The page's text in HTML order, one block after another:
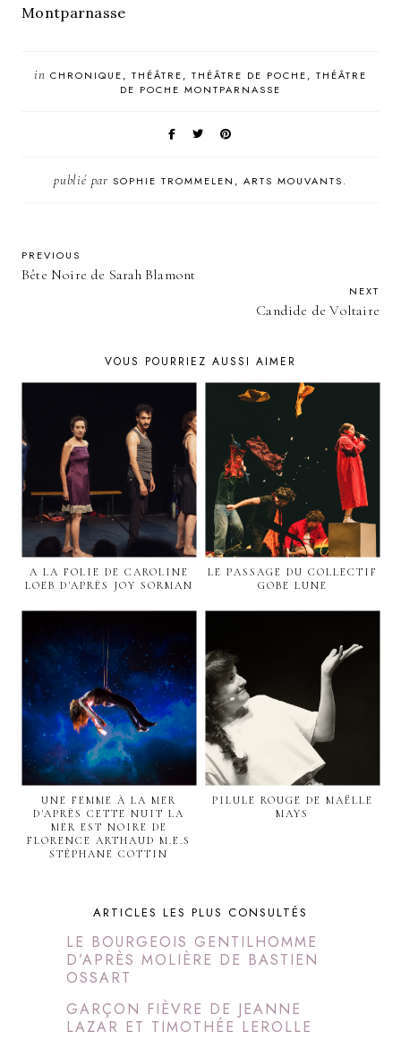
Montparnasse
in CHRONIQUE THÉÂTRE THÉÂTRE DE POCHE
THÉÂTRE
DE POCHE MONTPARNASSE
publié par SOPHIE TROMMELEN, ARTS MOUVANTS.
PREVIOUS
Bête Noire de Sarah Blamont
NEXT
Candide de Voltaire
VOUS POURRIEZ AUSSI AIMER
A LA FOLIE DE CAROLINE
LOEB D'APRÈS JOY SORMAN
LE PASSAGE DU COLLECTIF
GOBE LUNE
UNE FEMME À LA MER
D'APRÈS CETTE NUIT LA
MER EST NOIRE DE
FLORENCE ARTHAUD M.E.S
STÉPHANE COTTIN
PILULE ROUGE DE MAËLLE
MAYS
ARTICLES LES PLUS CONSULTÉS
LE BOURGEOIS GENTILHOMME
D’APRÈS MOLIÈRE DE BASTIEN
OSSART
GARÇON FIÈVRE DE JEANNE
LAZAR ET TIMOTHÉE LEROLLE